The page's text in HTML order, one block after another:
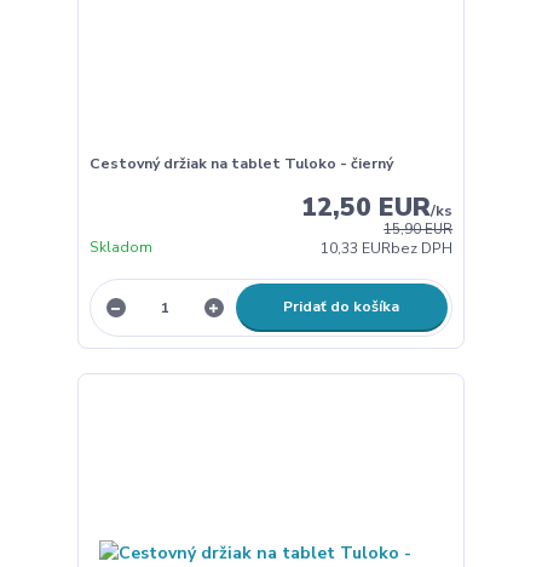
Cestovný držiak na tablet Tuloko - čierný
15,90 EUR
12,50 EUR/ks
10,33 EURbez DPH
Skladom
Pridať do košíka